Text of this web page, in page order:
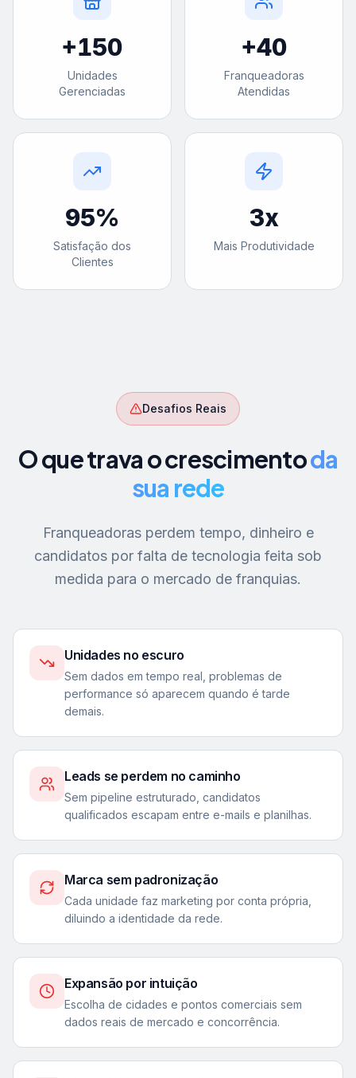
+150
Unidades
Gerenciadas
+40
Franqueadoras
Atendidas
95%
Satisfação dos
Clientes
3x
Mais Produtividade
Desafios Reais
O que trava o crescimentoda
sua rede
Franqueadoras perdem tempo, dinheiro e
candidatos por falta de tecnologia feita sob
medida para o mercado de franquias.
Unidades no escuro
Sem dados em tempo real, problemas de
performance só aparecem quando é tarde
demais.
Leads se perdem no caminho
Sem pipeline estruturado, candidatos
qualificados escapam entre e-mails e planilhas.
Marca sem padronização
Cada unidade faz marketing por conta própria,
diluindo a identidade da rede.
Expansão por intuição
Escolha de cidades e pontos comerciais sem
dados reais de mercado e concorrência.